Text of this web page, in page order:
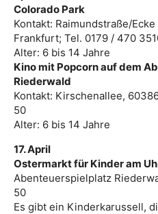
Colorado Park
Kontakt: Raimundstraße/
Frankfurt; Tel. 0179 / 470
Alter: 6 bis 14 Jahre
Kino mit Popcorn auf dem
Riederwald
Kontakt: Kirschenallee,
50
Alter: 6 bis 14 Jahre
17. April
Ostermarkt für Kinder am
Abenteuerspielplatz
50
Es gibt ein Kinderkarussell,